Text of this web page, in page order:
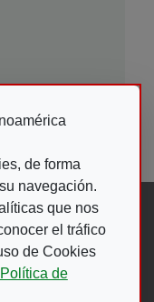
de forma
navegación.
que nos
el tráfico
de Cookies
Política de
nueva. Ir a
nueva. Ir
ventana)
en ventana
en nueva
Abre en ventana
(Abre en nueva